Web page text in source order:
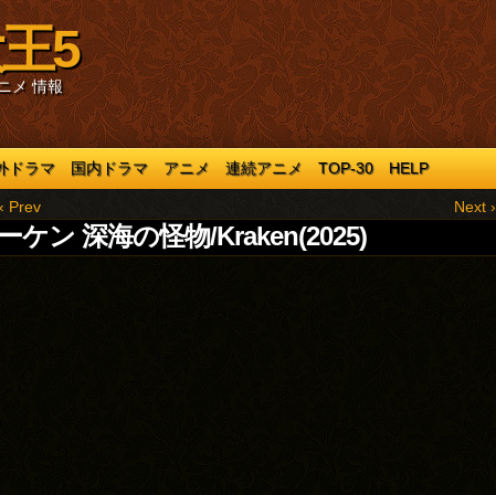
5
メ 情報
ドラマ 国内ドラマ アニメ 連続アニメ TOP-30 HELP
‹ Prev Next ›
ケン 深海の怪物/Kraken(2025)